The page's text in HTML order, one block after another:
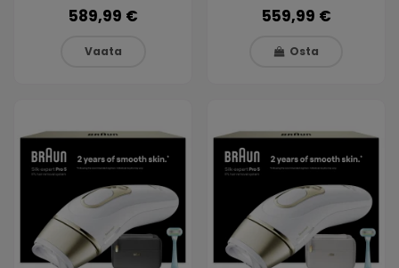
589,99 €
Vaata
559,99 €
Osta